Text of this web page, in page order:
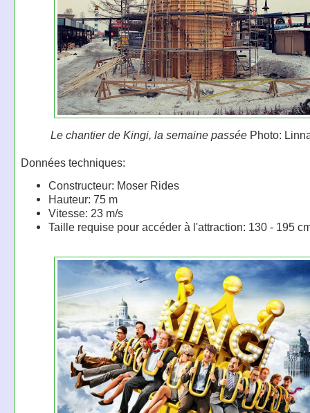
Le chantier de Kingi, la semaine passéePhoto:
Données techniques:
Constructeur: Moser Rides
Hauteur: 75 m
Vitesse: 23 m/s
Taille requise pour accéder à l'attraction: 130 - 195